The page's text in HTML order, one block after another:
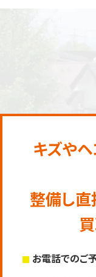
キズや
整備し
お電話でのご